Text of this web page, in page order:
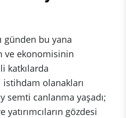
günden bu yana
ve ekonomisinin
katkılarda
olanakları
semti canlanma yaşadı;
gözdesi